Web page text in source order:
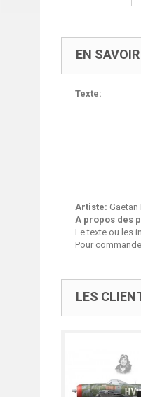
EN
Texte:
Artiste: Gaëtan
A propos des
Le texte ou les
Pour
LES